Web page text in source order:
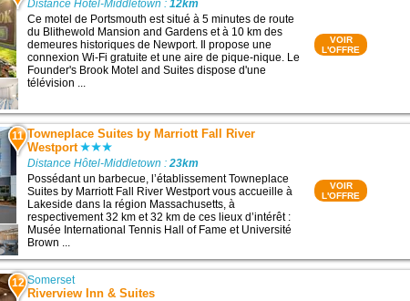
Distance Hôtel-Middletown :12km
Ce motel de Portsmouth est situé à 5 minutes de route
du Blithewold Mansion and Gardens et à 10 km des
demeures historiques de Newport. Il propose une
connexion Wi-Fi gratuite et une aire de pique-nique. Le
Founder's Brook Motel and Suites dispose d'une
télévision ...
VOIR
L'OFFRE
11 Towneplace Suites by Marriott Fall River
Westport
Distance Hôtel-Middletown :23km
Possédant un barbecue, l’établissement Towneplace
Suites by Marriott Fall River Westport vous accueille à
Lakeside dans la région Massachusetts, à
respectivement 32 km et 32 km de ces lieux d’intérêt :
Musée International Tennis Hall of Fame et Université
Brown ...
VOIR
L'OFFRE
12 Somerset
Riverview Inn & Suites